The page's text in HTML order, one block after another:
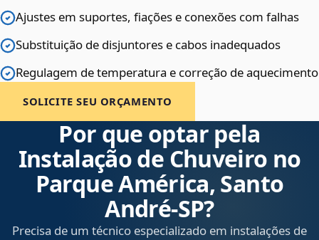
Ajustes em suportes, fiações e conexões com falhas
Substituição de disjuntores e cabos inadequados
Regulagem de temperatura e correção de aquecimento
SOLICITE SEU ORÇAMENTO
Por que optar pela
Instalação de Chuveiro no
Parque América, Santo
André‑SP?
Precisa de um técnico especializado em instalações de